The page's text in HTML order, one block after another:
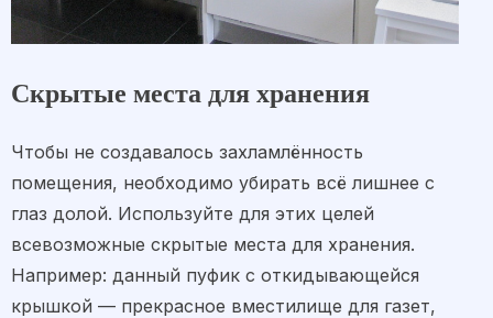
Скрытые места для хранения
Чтобы не создавалось захламлённость
помещения, необходимо убирать всё лишнее с
глаз долой. Используйте для этих целей
всевозможные скрытые места для хранения.
Например: данный пуфик с откидывающейся
крышкой — прекрасное вместилище для газет,